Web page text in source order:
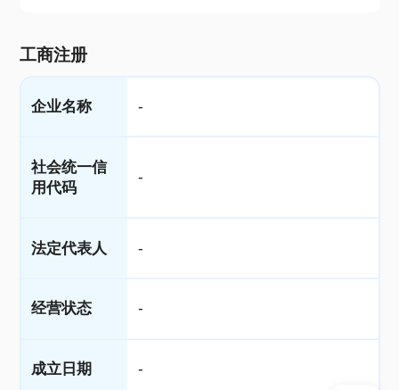
工商注册
企业名称 -
社会统一信
用代码
-
法定代表人 -
经营状态 -
成立日期 -